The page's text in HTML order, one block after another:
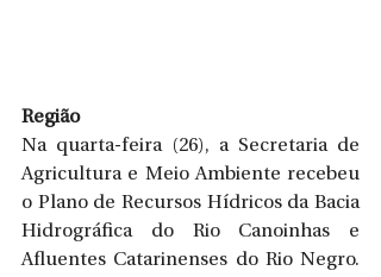
Região
Na quarta-feira (26), a Secretaria de
Agricultura e Meio Ambiente recebeu
o Plano de Recursos Hídricos da Bacia
Hidrográfica do Rio Canoinhas e
Afluentes Catarinenses do Rio Negro.